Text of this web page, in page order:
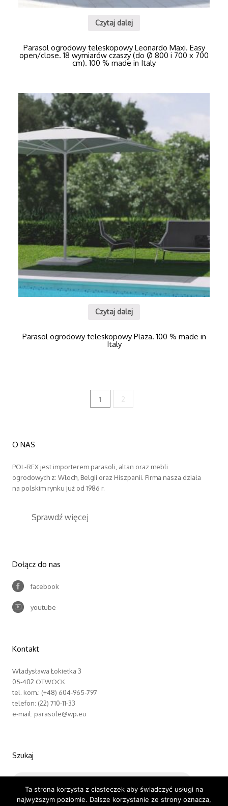
Czytaj dalej
Parasol ogrodowy teleskopowy Leonardo Maxi. Easy
open/close. 18 wymiarów czaszy (do Ø 800 i 700 x 700
cm). 100 % made in Italy
Czytaj dalej
Parasol ogrodowy teleskopowy Plaza. 100 % made in
Italy
1 2
O NAS
POL-REX jest importerem parasoli, altan oraz mebli
ogrodowych z: Włoch, Belgii oraz Hiszpanii. Firma nasza działa
na polskim rynku już od 1986 r.
Sprawdź więcej
Dołącz do nas
facebook
youtube
Kontakt
Władysława Łokietka 3
05-402 OTWOCK
tel. kom.: (+48) 604-965-797
telefon: (22) 710-11-33
e-mail: parasole@wp.eu
Szukaj
Ta strona korzysta z ciasteczek aby świadczyć usługi na
najwyższym poziomie. Dalsze korzystanie ze strony oznacza,